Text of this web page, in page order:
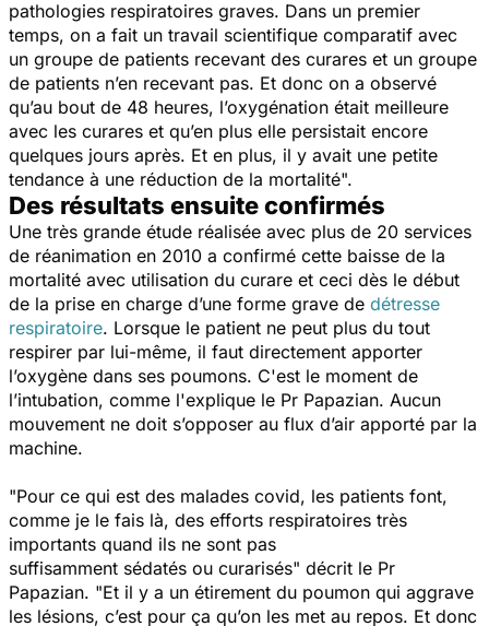
pathologies respiratoires graves. Dans un premier
temps, on a fait un travail scientifique comparatif avec
un groupe de patients recevant des curares et un groupe
de patients n’en recevant pas. Et donc on a observé
qu’au bout de 48 heures, l’oxygénation était meilleure
avec les curares et qu’en plus elle persistait encore
quelques jours après. Et en plus, il y avait une petite
tendance à une réduction de la mortalité".
Des résultats ensuite confirmés
Une très grande étude réalisée avec plus de 20 services
de réanimation en 2010 a confirmé cette baisse de la
mortalité avec utilisation du curare et ceci dès le début
de la prise en charge d’une forme grave de détresse
respiratoire. Lorsque le patient ne peut plus du tout
respirer par lui-même, il faut directement apporter
l’oxygène dans ses poumons. C'est le moment de
l’intubation, comme l'explique le Pr Papazian. Aucun
mouvement ne doit s’opposer au flux d’air apporté par la
machine.
"Pour ce qui est des malades covid, les patients font,
comme je le fais là, des efforts respiratoires très
importants quand ils ne sont pas
suffisamment sédatés ou curarisés" décrit le Pr
Papazian. "Et il y a un étirement du poumon qui aggrave
les lésions, c’est pour ça qu’on les met au repos. Et donc